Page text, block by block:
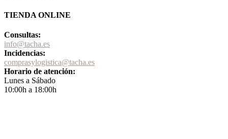
TIENDA ONLINE
Consultas:
info@tacha.es
Incidencias:
comprasylogistica@tacha.es
Horario de atención:
Lunes a Sábado
10:00h a 18:00h